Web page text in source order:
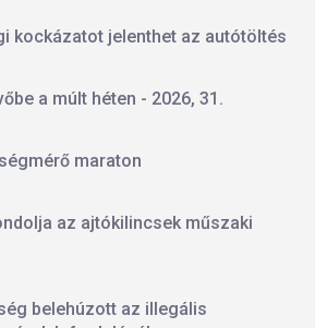
kockázatot jelenthet az autótöltés
a múlt héten - 2026, 31.
maraton
az ajtókilincsek műszaki
belehúzott az illegális